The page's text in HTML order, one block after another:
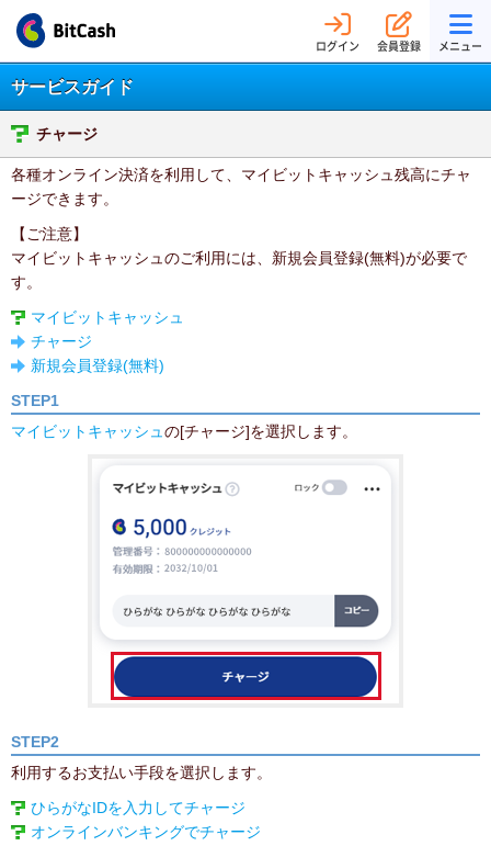
ログイン 会員登録 メニュー
サービスガイド
チャージ
各種オンライン決済を利用して、マイビットキャッシュ残高にチャ
ージできます。
【ご注意】
マイビットキャッシュのご利用には、新規会員登録(無料)が必要で
す。
マイビットキャッシュ
チャージ
新規会員登録(無料)
STEP1
マイビットキャッシュ の[チャージ]を選択します。
STEP2
利用するお支払い手段を選択します。
ひらがなIDを入力してチャージ
オンラインバンキングでチャージ